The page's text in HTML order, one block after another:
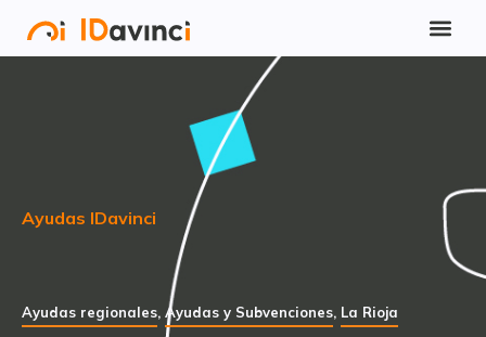
Ayudas IDavinci
Ayudas regionales, Ayudas y Subvenciones, La Rioja